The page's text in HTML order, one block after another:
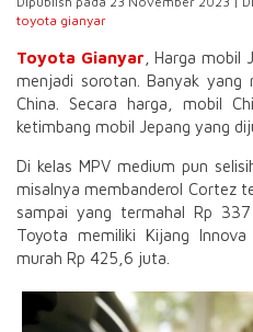
toyota gianyar
Toyota Gianyar , Harga mobil
menjadi sorotan. Banyak yang
China. Secara harga, mobil
ketimbang mobil Jepang yang
Di kelas MPV medium pun
misalnya membanderol Cortez
sampai yang termahal Rp
Toyota memiliki Kijang
murah Rp 425,6 juta.